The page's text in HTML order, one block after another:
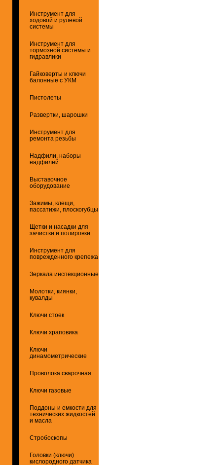
Инструмент для
ходовой и рулевой
системы
Инструмент для
тормозной системы и
гидравлики
Гайковерты и ключи
балонные с УКМ
Пистолеты
Развертки, шарошки
Инструмент для
ремонта резьбы
Надфили, наборы
надфилей
Выставочное
оборудование
Зажимы, клещи,
пассатижи, плоскогубцы
Щетки и насадки для
зачистки и полировки
Инструмент для
поврежденного крепежа
Зеркала инспекционные
Молотки, киянки,
кувалды
Ключи стоек
Ключи храповика
Ключи
динамометрические
Проволока сварочная
Ключи газовые
Поддоны и емкости для
технических жидкостей
и масла
Стробоскопы
Головки (ключи)
кислородного датчика